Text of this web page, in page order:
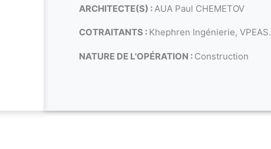
ARCHITECTE(S) :AUA Paul CHEMETOV
COTRAITANTS : Khephren Ingénierie, VPEAS.
NATURE DE L'OPÉRATION : Construction